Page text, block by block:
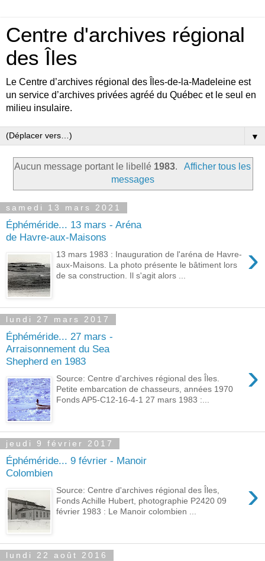
Centre d'archives régional
des Îles
Le Centre d’archives régional des Îles-de-la-Madeleine est
un service d’archives privées agréé du Québec et le seul en
milieu insulaire.
▼
Aucun message portant le libellé 1983.
Afficher tous les
messages
samedi 13 mars 2021
Éphéméride... 13 mars - Aréna
de Havre-aux-Maisons
›
13 mars 1983 : Inauguration de l'aréna de Havre-
aux-Maisons. La photo présente le bâtiment lors
de sa construction. Il s'agit alors ...
lundi 27 mars 2017
Éphéméride... 27 mars -
Arraisonnement du Sea
Shepherd en 1983
›
Source: Centre d'archives régional des Îles.
Petite embarcation de chasseurs, années 1970
Fonds AP5-C12-16-4-1 27 mars 1983 :...
jeudi 9 février 2017
Éphéméride... 9 février - Manoir
Colombien
›
Source: Centre d'archives régional des Îles,
Fonds Achille Hubert, photographie P2420 09
février 1983 : Le Manoir colombien ...
lundi 22 août 2016